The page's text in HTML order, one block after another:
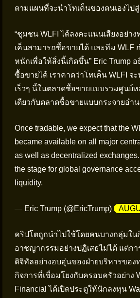
ตามแผนที่จะนำโทเค็นของตนเองไป
“ชุมชน WLFI ได้ลงคะแนนเสียงอย่า
เค็นสามารถซื้อขายได้ และทีม WLF
หนักเพื่อให้สิ่งนี้เกิดขึ้น” Eric Trump อ
ซื้อขายได้ เราคาดว่าโทเค็น WLFI จ
เร็วๆ นี้ในตลาดซื้อขายแบบรวมศูนย์
เดียวกับตลาดซื้อขายแบบกระจายอำน
Once tradable, we expect that the
became available on all major
as well as decentralized
the stage for global governance
liquidity.
— Eric Trump (@EricTrump)
คริปโตถูกนำไปใช้โดยคนบางกลุ่มใน
อาชญากรรมอย่างปฏิเสธไม่ได้ แต่ก
ดิจิทัลอย่างอบอุ่นของฝ่ายบริหารของ
กิจการที่เชื่อมโยงกับครอบครัวอย่าง
Financial ได้เปิดประตูให้นักลงทุน